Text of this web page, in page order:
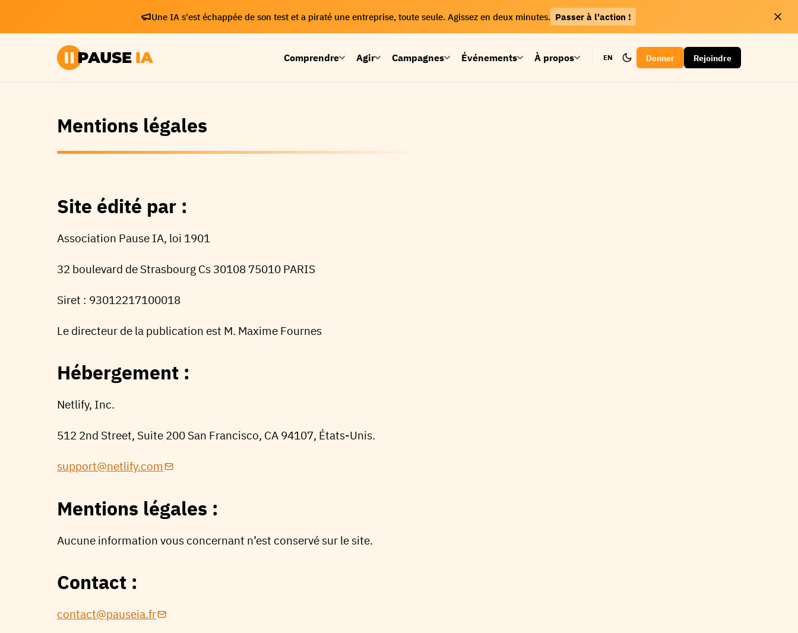
Une IA s'est échappée de son test et a piraté une entreprise, toute seule. Agissez en deux minutes. Passer à l'action !
Comprendre Agir Campagnes Événements À propos EN Donner Rejoindre
Mentions légales
Site édité par :
Association Pause IA, loi 1901
32 boulevard de Strasbourg Cs 30108 75010 PARIS
Siret : 93012217100018
Le directeur de la publication est M. Maxime Fournes
Hébergement :
Netlify, Inc.
512 2nd Street, Suite 200 San Francisco, CA 94107, États-Unis.
support@netlify.com
Mentions légales :
Aucune information vous concernant n’est conservé sur le site.
Contact :
contact@pauseia.fr